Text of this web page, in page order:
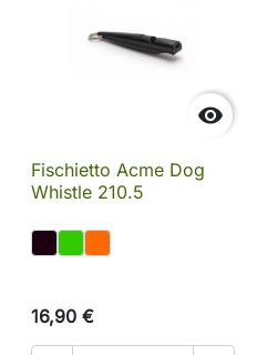

Fischietto Acme Dog
Whistle 210.5
16,90 €